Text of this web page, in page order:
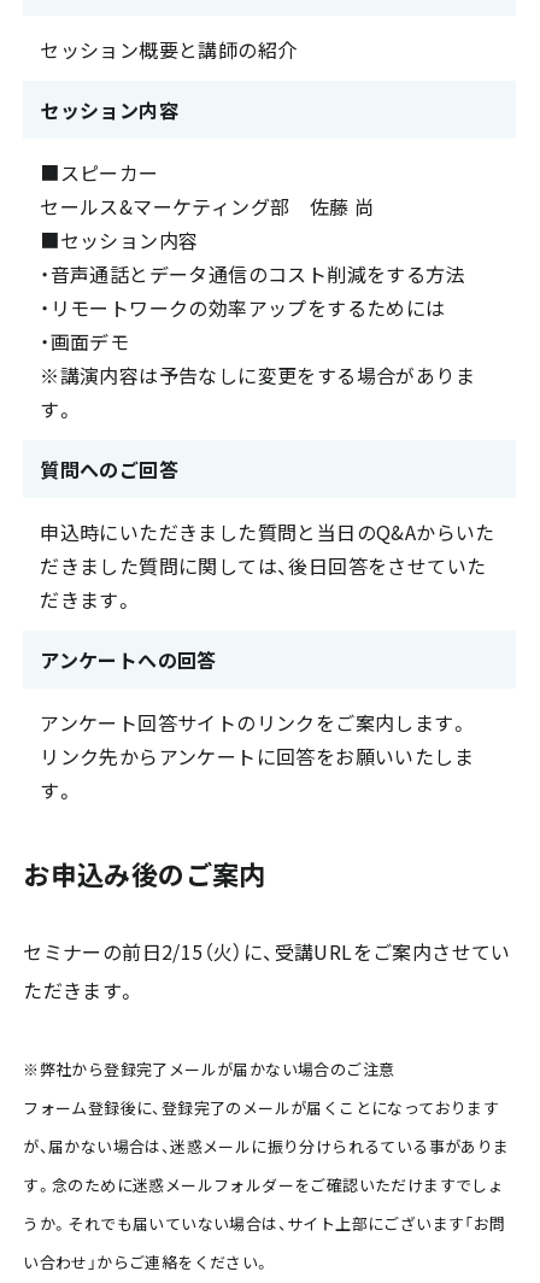
セッション概要と講師の紹介
セッション内容
■スピーカー
セールス&マーケティング部 佐藤 尚
■セッション内容
・音声通話とデータ通信のコスト削減をする方法
・リモートワークの効率アップをするためには
・画面デモ
※講演内容は予告なしに変更をする場合がありま
す。
質問へのご回答
申込時にいただきました質問と当日のQ&Aからいた
だきました質問に関しては、後日回答をさせていた
だきます。
アンケートへの回答
アンケート回答サイトのリンクをご案内します。
リンク先からアンケートに回答をお願いいたしま
す。
お申込み後のご案内
セミナーの前日2/15（火）に、受講URLをご案内させてい
ただきます。
※弊社から登録完了メールが届かない場合のご注意
フォーム登録後に、登録完了のメールが届くことになっております
が、届かない場合は、迷惑メールに振り分けられるている事がありま
す。念のために迷惑メールフォルダーをご確認いただけますでしょ
うか。それでも届いていない場合は、サイト上部にございます「お問
い合わせ」からご連絡をください。